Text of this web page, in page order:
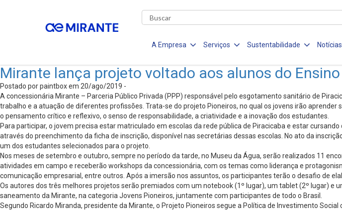
A Empresa Serviços Sustentabilidade Notícias
Mirante lança projeto voltado aos alunos do
Postado por paintbox em 20/ago/2019 -
A concessionária Mirante – Parceria Público Privada (PPP) responsável pelo esgotamento sanitário de
trabalho e a atuação de diferentes profissões. Trata-se do projeto Pioneiros, no qual os jovens irão
o pensamento crítico e reflexivo, o senso de responsabilidade, a criatividade e a inovação dos estudantes.
Para participar, o jovem precisa estar matriculado em escolas da rede pública de Piracicaba e estar
através do preenchimento da ficha de inscrição, disponível nas secretárias dessas escolas. No ato da
um dos estudantes selecionados para o projeto.
Nos meses de setembro e outubro, sempre no período da tarde, no Museu da Água, serão realizados 11
atividades em campo e receberão workshops da concessionária, com os temas como liderança e
comunicação empresarial, entre outros. Após a imersão nos assuntos, os participantes terão o desafio de
Os autores dos três melhores projetos serão premiados com um notebook (1º lugar), um tablet (2º lugar)
saneamento da Mirante, na categoria Jovens Pioneiros, juntamente com participantes de todo o Brasil.
Segundo Ricardo Miranda, presidente da Mirante, o Projeto Pioneiros segue a Política de Investimento